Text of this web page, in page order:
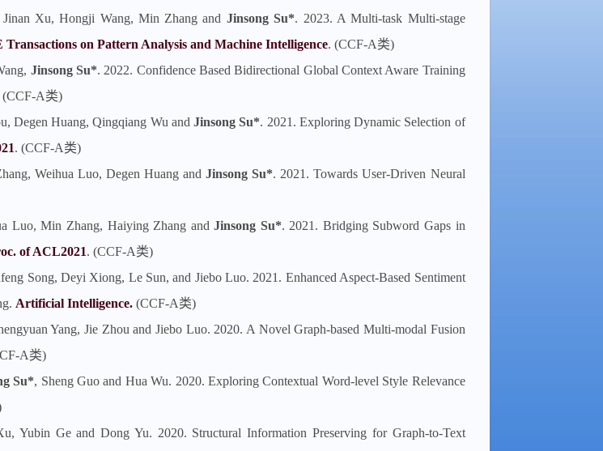
Xu, Hongji Wang, Min Zhang and Jinsong Su*. 2023. A Multi-task Multi-stage
Transactions on Pattern Analysis and Machine Intelligence. (CCF-A类)
Jinsong Su*. 2022. Confidence Based Bidirectional Global Context Aware Training
(CCF-A类)
Degen Huang, Qingqiang Wu andJinsong Su*. 2021. Exploring Dynamic Selection of
. (CCF-A类)
Weihua Luo, Degen Huang and Jinsong Su*. 2021. Towards User-Driven Neural
Luo, Min Zhang, Haiying Zhang andJinsong Su*. 2021. Bridging Subword Gaps in
of ACL2021. (CCF-A类)
Song, Deyi Xiong, Le Sun, and Jiebo Luo. 2021. Enhanced Aspect-Based Sentiment
Artificial Intelligence.(CCF-A类)
Yang, Jie Zhou and Jiebo Luo. 2020. A Novel Graph-based Multi-modal Fusion
A类)
Su*, Sheng Guo and Hua Wu. 2020. Exploring Contextual Word-level Style Relevance
Yubin Ge and Dong Yu. 2020. Structural Information Preserving for Graph-to-Text